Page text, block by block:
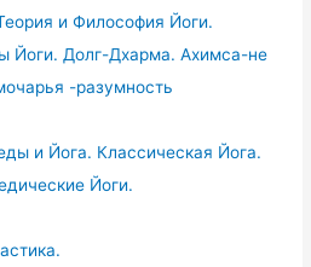
и Философия Йоги.
Йоги. Долг-Дхарма. Ахимса-не
-разумность
и Йога. Классическая Йога.
Йоги.